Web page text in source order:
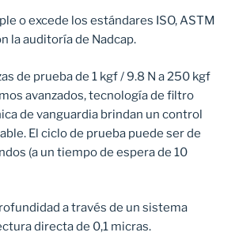
o excede los estándares ISO, ASTM
la auditoría de Nadcap.
de prueba de 1 kgf / 9.8 N a 250 kgf
avanzados, tecnología de filtro
de vanguardia brindan un control
El ciclo de prueba puede ser de
(a un tiempo de espera de 10
a través de un sistema
directa de 0,1 micras.